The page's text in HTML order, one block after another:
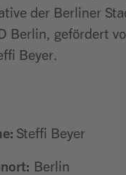
der Berliner
gefördert
Beyer.
Steffi Beyer
Berlin